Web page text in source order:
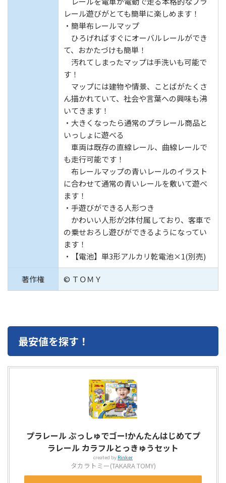
レール遊びがとても簡単に楽しめます！
・簡単布レールマップ
ひろげればすぐにオーバルレールができ
て、おかたづけも簡単！
汚れてしまったマップは手洗いも可能で
す！
マップには建物や情景、ことばがたくさ
ん描かれていて、社会や言葉への興味も沸
いてきます！
・大きくなったら通常のプラレール商品と
いっしょに遊べる
車両は既存の直線レール、曲線レールで
も走行可能です！
布レールマップの青いレールのイラスト
に合わせて通常の青いレールを敷いて遊べ
ます！
・手遊びができる人形つき
かわいい人形が2体付属しており、客車で
の乗せおろし遊びができるようになってい
ます！
・【電池】単3形アルカリ乾電池×1(別売)
著作権 © ＴＯＭＹ
最安値を探す！
プラレール ぷっしゅでゴー!かんたんはじめてプ
ラレール カラフルとっきゅうセット
created by Rinker
タカラトミー(TAKARA TOMY)